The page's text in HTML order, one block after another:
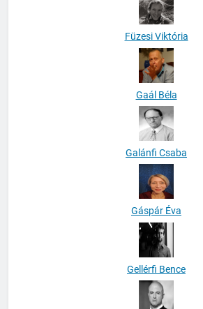
Füzesi Viktória
Gaál Béla
Galánfi Csaba
Gáspár Éva
Gellérfi Bence